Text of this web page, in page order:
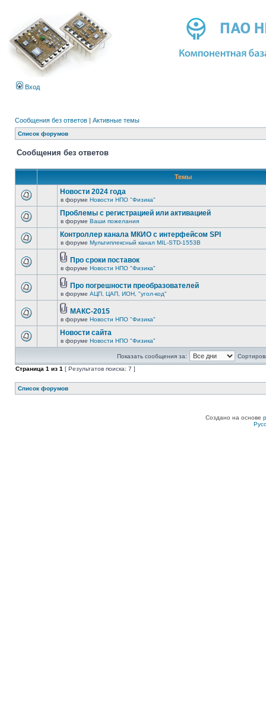
Вход
Сообщения без ответов | Активные темы
Список форумов
Сообщения без ответов
Темы
Новости 2024 года
в форуме Новости НПО "Физика"
Проблемы с регистрацией или активацией
в форуме Ваши пожелания
Контроллер канала МКИО с интерфейсом SPI
в форуме Мультиплексный канал MIL-STD-1553B
Про сроки поставок
в форуме Новости НПО "Физика"
Про погрешности преобразователей
в форуме АЦП, ЦАП, ИОН, "угол-код"
МАКС-2015
в форуме Новости НПО "Физика"
Новости сайта
в форуме Новости НПО "Физика"
Показать сообщения за:
Страница 1 из 1 [ Результатов поиска: 7 ]
Список форумов
Создано на основе